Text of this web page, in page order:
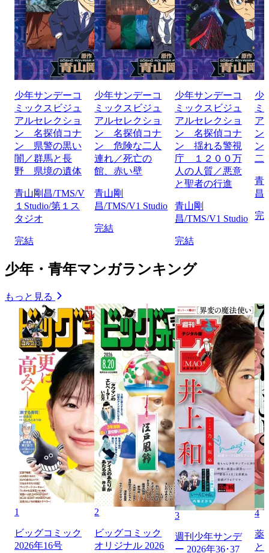
少年サンデーコ
ミックスビジュ
アルセレクショ
ン 名探偵コナ
ン 県警の黒い
闇／群馬と長
野 県境の遺体
青山剛昌/TMS/V
１Studio/第１ス
タジオ
完結
少年サンデーコ
ミックスビジュ
アルセレクショ
ン 名探偵コナ
ン 危険な二人
連れ／死亡の
館、赤い壁
青山剛
昌/TMS/V1 Studio
完結
少年サンデーコ
ミックスビジュ
アルセレクショ
ン 名探偵コナ
ン 揺れる警視
庁 １２００万
人の人質／悪意
と聖者の行進
青山剛
昌/TMS/V1 Studio
完結
少
ミ
ア
ン
ン
二
青
昌
完
少年・青年マンガランキング
もっと見る
1
ビッグコミック
2026年16号
2
ビッグコミック
オリジナル 2026
3
週刊少年サンデ
ー 2026年36･37
4
薬
と